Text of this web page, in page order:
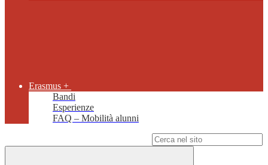
Erasmus +
Bandi
Esperienze
FAQ – Mobilità alunni